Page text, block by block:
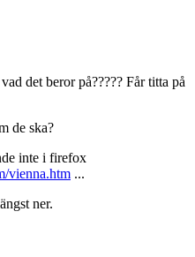
det beror på????? Får titta på
de ska?
inte i firefox
vienna.htm ...
ner.